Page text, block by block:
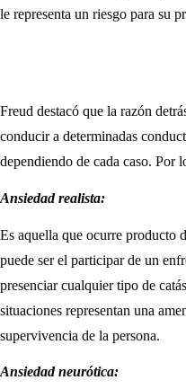
le representa un riesgo para su
Freud destacó que la razón
conducir a determinadas
dependiendo de cada caso. Por
Ansiedad realista:
Es aquella que ocurre producto
puede ser el participar de un
presenciar cualquier tipo de
situaciones representan una
supervivencia de la persona.
Ansiedad neurótica: